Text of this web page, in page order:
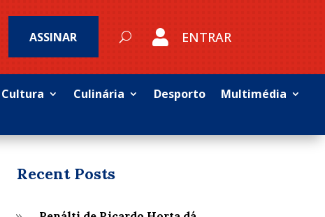
ASSINAR  ENTRAR
Cultura Culinária Desporto
Multimédia
Recent Posts